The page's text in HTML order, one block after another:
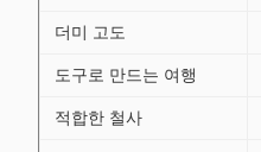
더미 고도
도구로 만드는 여행
적합한 철사